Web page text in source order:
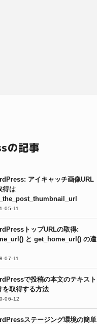
の記事
アイキャッチ画像URL
得は
05-11
トップURLの取得:
と get_home_url() の違
07-11
で投稿の本文のテキスト
を取得する方法
06-12
ステージング環境の簡単